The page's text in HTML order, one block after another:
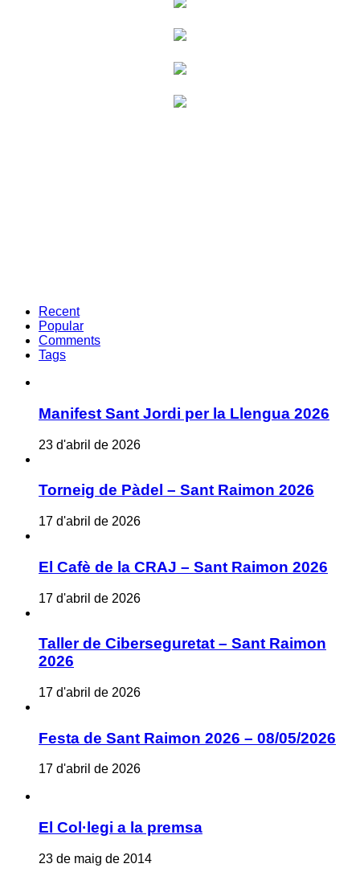
Recent
Popular
Comments
Tags
Manifest Sant Jordi per la Llengua 2026
23 d'abril de 2026
Torneig de Pàdel – Sant Raimon 2026
17 d'abril de 2026
El Cafè de la CRAJ – Sant Raimon 2026
17 d'abril de 2026
Taller de Ciberseguretat – Sant Raimon
2026
17 d'abril de 2026
Festa de Sant Raimon 2026 – 08/05/2026
17 d'abril de 2026
El Col·legi a la premsa
23 de maig de 2014